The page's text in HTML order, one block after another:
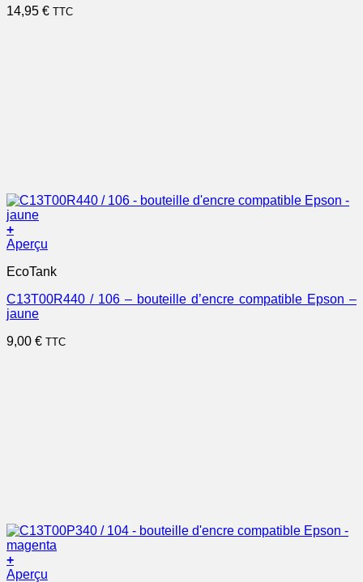
14,95 € TTC
+
Aperçu
EcoTank
C13T00R440 / 106 – bouteille d’encre compatible Epson –
jaune
9,00 € TTC
+
Aperçu